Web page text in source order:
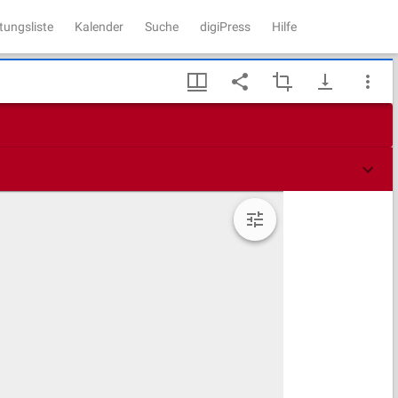
Kalender Suche digiPress Hilfe